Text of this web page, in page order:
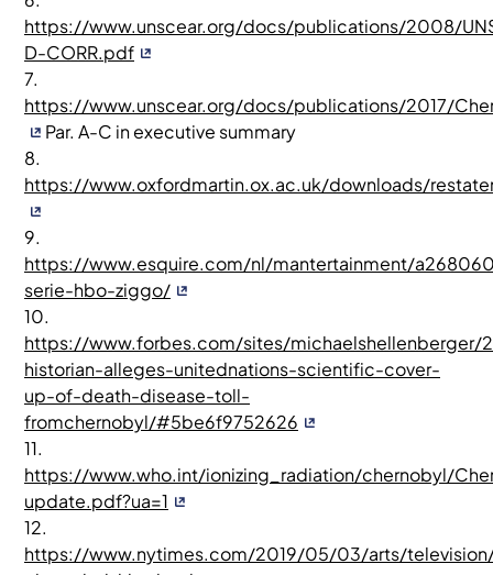
https://www.unscear.org/docs/publications/2008/
D-CORR.pdf
7.
https://www.unscear.org/docs/publications/2017/
Par. A-C in executive summary
8.
https://www.oxfordmartin.ox.ac.uk/downloads/
9.
https://www.esquire.com/nl/mantertainment/
serie-hbo-ziggo/
10.
https://www.forbes.com/sites/michaelshellenberger/
historian-alleges-unitednations-scientific-cover-
up-of-death-disease-toll-
fromchernobyl/#5be6f9752626
11.
https://www.who.int/ionizing_radiation/chernobyl/
update.pdf?ua=1
12.
https://www.nytimes.com/2019/05/03/arts/